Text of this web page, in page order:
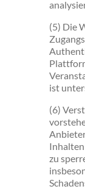
(5) Die
ist
(6)
zu